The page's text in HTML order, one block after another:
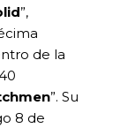
”,
de la
”. Su
8 de